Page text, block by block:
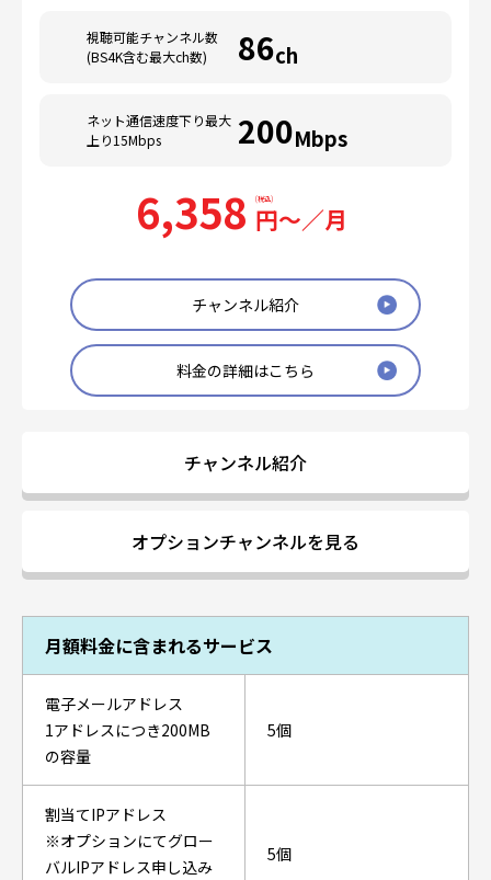
視聴可能チャンネル数
(BS4K含む最大ch数)
86ch
ネット通信速度下り最大
上り15Mbps
200Mbps
6,358 円〜／月
チャンネル紹介
料金の詳細はこちら
チャンネル紹介
オプションチャンネルを見る
月額料金に含まれるサービス
電子メールアドレス
1アドレスにつき200MB
の容量
5個
割当てIPアドレス
※オプションにてグロー
バルIPアドレス申し込み
5個